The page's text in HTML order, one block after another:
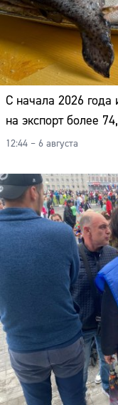
С начала 2026 года
на экспорт более
12:44 – 6 августа